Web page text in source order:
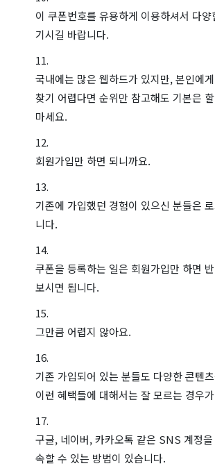
이 쿠폰번호를 유용하게 이용하셔서 다
기시길 바랍니다.
국내에는 많은 웹하드가 있지만, 본인에
찾기 어렵다면 순위만 참고해도 기본은
마세요.
회원가입만 하면 되니까요.
기존에 가입했던 경험이 있으신 분들은
니다.
쿠폰을 등록하는 일은 회원가입만 하면
보시면 됩니다.
그만큼 어렵지 않아요.
기존 가입되어 있는 분들도 다양한 콘텐
이런 혜택들에 대해서는 잘 모르는 경우
구글, 네이버, 카카오톡 같은 SNS 계정
속할 수 있는 방법이 있습니다.